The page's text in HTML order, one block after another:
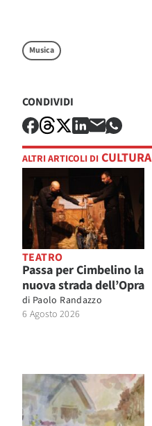
Musica
CONDIVIDI
ALTRI ARTICOLI DI CULTURA
TEATRO
Passa per Cimbelino la
nuova strada dell’Opra
di Paolo Randazzo
6 Agosto 2026